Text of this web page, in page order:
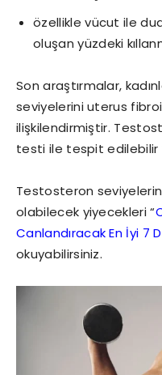
özellikle vücut ile
oluşan yüzdeki
Son araştırmalar,
seviyelerini uterus
ilişkilendirmiştir.
testi ile tespit edilebilir
Testosteron
olabilecek yiyecekleri “
Canlandıracak En İyi 7
okuyabilirsiniz.